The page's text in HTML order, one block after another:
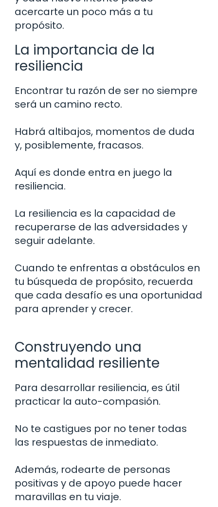
acercarte un poco más a tu
propósito.
La importancia de la
resiliencia
Encontrar tu razón de ser no siempre
será un camino recto.
Habrá altibajos, momentos de duda
y, posiblemente, fracasos.
Aquí es donde entra en juego la
resiliencia.
La resiliencia es la capacidad de
recuperarse de las adversidades y
seguir adelante.
Cuando te enfrentas a obstáculos en
tu búsqueda de propósito, recuerda
que cada desafío es una oportunidad
para aprender y crecer.
Construyendo una
mentalidad resiliente
Para desarrollar resiliencia, es útil
practicar la auto-compasión.
No te castigues por no tener todas
las respuestas de inmediato.
Además, rodearte de personas
positivas y de apoyo puede hacer
maravillas en tu viaje.